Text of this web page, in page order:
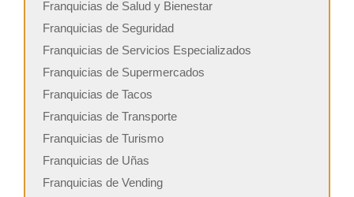
Franquicias de Salud y Bienestar
Franquicias de Seguridad
Franquicias de Servicios Especializados
Franquicias de Supermercados
Franquicias de Tacos
Franquicias de Transporte
Franquicias de Turismo
Franquicias de Uñas
Franquicias de Vending